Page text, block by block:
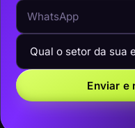
Enviar e